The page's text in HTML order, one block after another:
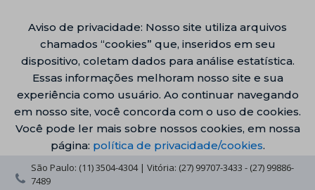
Aviso de privacidade: Nosso site utiliza arquivos
chamados “cookies” que, inseridos em seu
dispositivo, coletam dados para análise estatística.
Essas informações melhoram nosso site e sua
experiência como usuário. Ao continuar navegando
em nosso site, você concorda com o uso de cookies.
Você pode ler mais sobre nossos cookies, em nossa
página: política de privacidade/cookies.
São Paulo: (11) 3504-4304 | Vitória: (27) 99707-3433 - (27) 99886-
7489